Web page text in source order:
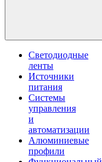
Светодиодные
ленты
Источники
питания
Системы
управления
и
автоматизации
Алюминиевые
профили